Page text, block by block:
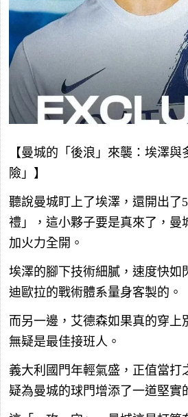
【曼城的「後浪」來襲：埃澤
險」】
聽說曼城盯上了埃澤，還開出了
禮」，這小夥子要是真來了，曼
加火力全開。
埃澤的腳下技術細膩，速度快如
迪歐拉的戰術體系量身客製的。
而另一邊，艾德森如果真的穿上
無疑是最佳接班人。
義大利國門年輕氣盛，正值當打
疑為曼城的球門增添了一道堅實